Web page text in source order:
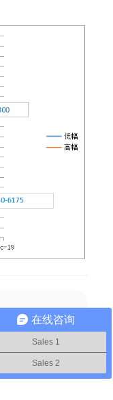
在线咨询
Sales 1
Sales 2